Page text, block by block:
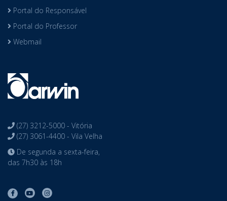
Portal do Responsável
Portal do Professor
Webmail
(27) 3212-5000 - Vitória
(27) 3061-4400 - Vila Velha
De segunda a sexta-feira,
das 7h30 às 18h